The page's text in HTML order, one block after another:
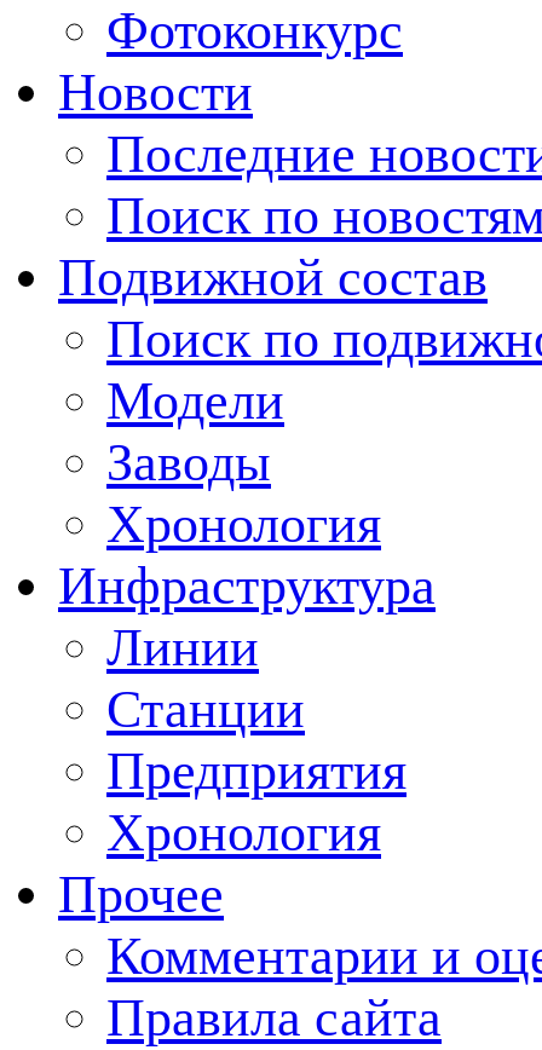
Фотоконкурс
Новости
Последние
Поиск по
Подвижной состав
Поиск по
Модели
Заводы
Хронология
Инфраструктура
Линии
Станции
Предприятия
Хронология
Прочее
Комментарии и
Правила сайта